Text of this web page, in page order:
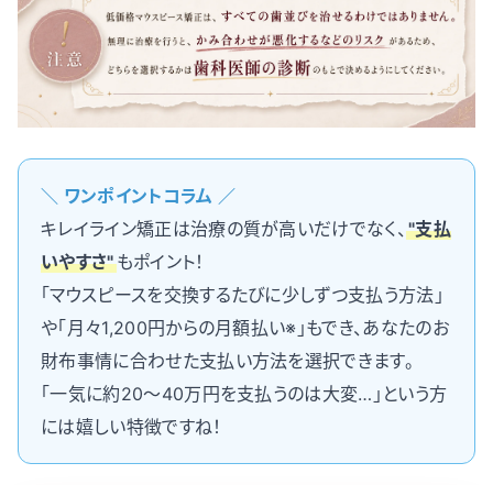
＼ ワンポイントコラム ／
キレイライン矯正は治療の質が高いだけでなく、"支払
いやすさ"もポイント！
「マウスピースを交換するたびに少しずつ支払う方法」
や「月々1,200円からの月額払い※」もでき、あなたのお
財布事情に合わせた支払い方法を選択できます。
「一気に約20〜40万円を支払うのは大変…」という方
には嬉しい特徴ですね！